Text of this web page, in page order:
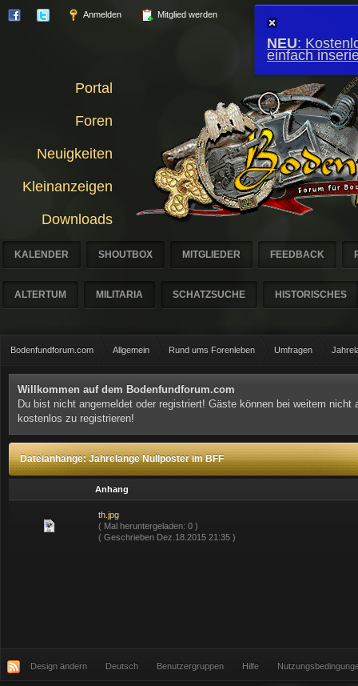
Anmelden Mitglied werden
Portal
Foren
Neuigkeiten
Kleinanzeigen
Downloads
KALENDER SHOUTBOX MITGLIEDER FEEDBACK
ALTERTUM MILITARIA SCHATZSUCHE HISTORISCHES
Bodenfundforum.com Allgemein Rund ums Forenleben Umfragen
NEU:
einfach
Willkommen auf dem Bodenfundforum.com
Du bist nicht angemeldet oder registriert! Gäste können bei weitem
kostenlos zu registrieren!
Dateianhänge: Jahrelange Nullposter im BFF
Anhang
th.jpg
( Mal heruntergeladen: 0 )
( Geschrieben Dez.18.2015 21:35 )
Design ändern Deutsch Benutzergruppen Hilfe